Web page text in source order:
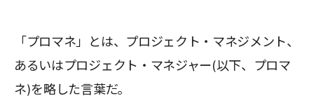
「プロマネ」とは、プロジェクト・マネジメント、
あるいはプロジェクト・マネジャー(以下、プロマ
ネ)を略した言葉だ。